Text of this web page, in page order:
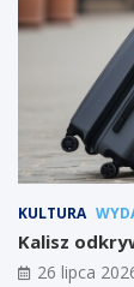
KULTURA
Kalisz
26 lipca